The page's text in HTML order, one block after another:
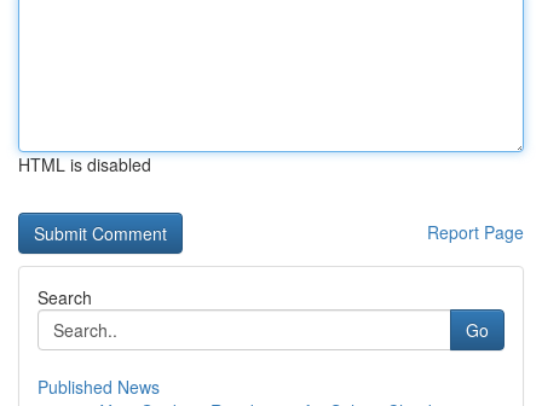
HTML is disabled
Report Page
Search
Go
Published News